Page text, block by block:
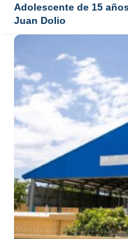
Adolescente de 15
Juan Dolio